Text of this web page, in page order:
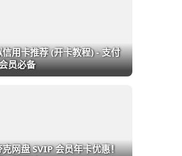
用卡推荐 (开卡教程) - 支付
员必备
网盘 SVIP 会员年卡优惠！